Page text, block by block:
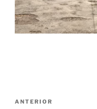
Navegação
Post
ANTERIOR